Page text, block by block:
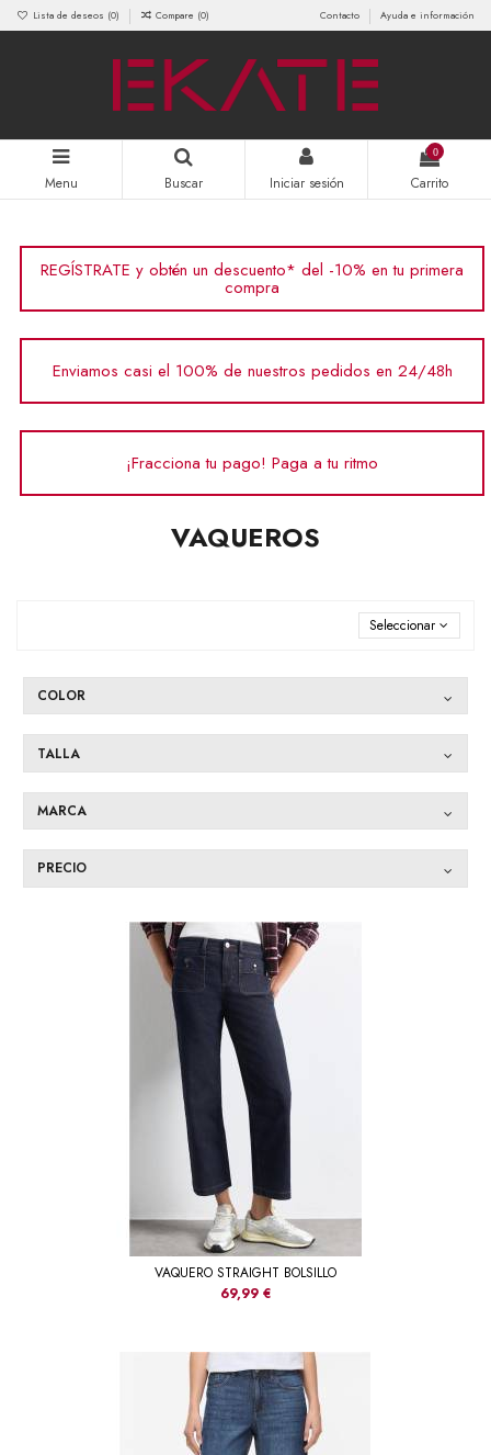
Lista de deseos (0) Compare (0) Contacto Ayuda e información
Menu Buscar Iniciar sesión
0
Carrito
REGÍSTRATE y obtén un descuento* del -10% en tu primera
compra
Enviamos casi el 100% de nuestros pedidos en 24/48h
¡Fracciona tu pago! Paga a tu ritmo
VAQUEROS
Seleccionar
COLOR
TALLA
MARCA
PRECIO
VAQUERO STRAIGHT BOLSILLO
69,99 €